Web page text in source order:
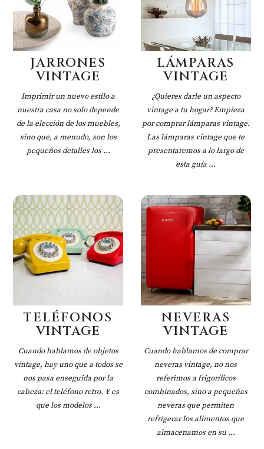
JARRONES
VINTAGE
Imprimir un nuevo estilo a
nuestra casa no solo depende
de la elección de los muebles,
sino que, a menudo, son los
pequeños detalles los ...
LÁMPARAS
VINTAGE
¿Quieres darle un aspecto
vintage a tu hogar? Empieza
por comprar lámparas vintage.
Las lámparas vintage que te
presentaremos a lo largo de
esta guía ...
TELÉFONOS
VINTAGE
Cuando hablamos de objetos
vintage, hay uno que a todos se
nos pasa enseguida por la
cabeza: el teléfono retro. Y es
que los modelos ...
NEVERAS
VINTAGE
Cuando hablamos de comprar
neveras vintage, no nos
referimos a frigoríficos
combinados, sino a pequeñas
neveras que permiten
refrigerar los alimentos que
almacenamos en su ...